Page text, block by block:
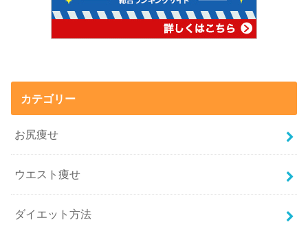
カテゴリー
お尻痩せ
ウエスト痩せ
ダイエット方法